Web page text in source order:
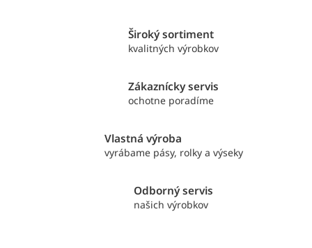
Široký sortiment
kvalitných výrobkov
Zákaznícky servis
ochotne poradíme
Vlastná výroba
vyrábame pásy, rolky a výseky
Odborný servis
našich výrobkov